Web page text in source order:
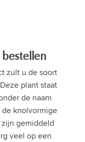
zult u de soort
plant staat
de naam
de knolvormige
gemiddeld
veel op een